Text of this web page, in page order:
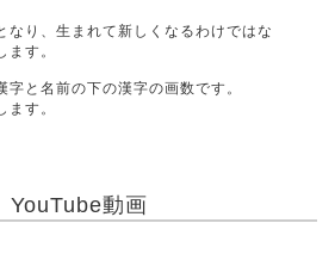
なり、生まれて新しくなるわけではな
ます。
字と名前の下の漢字の画数です。
す。
YouTube動画